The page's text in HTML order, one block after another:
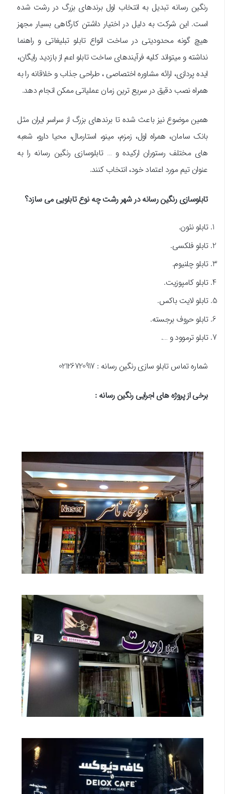
رنگین رسانه تبدیل به انتخاب اول برندهای بزرگ در رشت شده
است. این شرکت به دلیل در اختیار داشتن کارگاهی بسیار مجهز
هیچ گونه محدودیتی در ساخت انواع تابلو تبلیغاتی و راهنما
نداشته و میتواند کلیه فرآیندهای ساخت تابلو اعم از بازدید رایگان،
ایده پردازی، ارائه مشاوره اختصاصی ، طراحی جذاب و خلاقانه را به
همراه نصب دقیق در سریع ترین زمان عملیاتی ممکن انجام دهد.
همین موضوع نیز باعث شده تا برندهای بزرگ از سراسر ایران مثل
بانک سامان، همراه اول، زمزم، مینو، استارمال، محیا دارو، شعبه
های مختلف رستوران ارکیده و … تابلوسازی رنگین رسانه را به
عنوان تیم مورد اعتماد خود، انتخاب کنند.
تابلوسازی رنگین رسانه در شهر رشت چه نوع تابلویی می سازد؟
تابلو نئون.
تابلو فلکسی.
تابلو چلنیوم.
تابلو کامپوزیت.
تابلو لایت باکس.
تابلو حروف برجسته.
تابلو ترموود و ….
شماره تماس تابلو سازی رنگین رسانه : 02126720917
برخی از پروژه های اجرایی رنگین رسانه :